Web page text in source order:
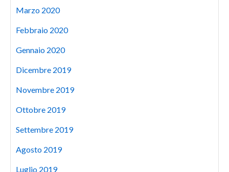
Marzo 2020
Febbraio 2020
Gennaio 2020
Dicembre 2019
Novembre 2019
Ottobre 2019
Settembre 2019
Agosto 2019
Luglio 2019